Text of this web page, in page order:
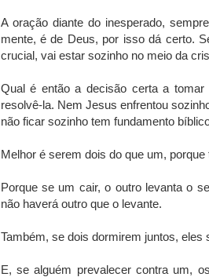
A oração diante do inesperado,
mente, é de Deus, por isso dá certo.
crucial, vai estar sozinho no meio da
Qual é então a decisão certa a
resolvê-la. Nem Jesus enfrentou
não ficar sozinho tem fundamento
Melhor é serem dois do que um,
Porque se um cair, o outro levanta o
não haverá outro que o levante.
Também, se dois dormirem juntos,
E, se alguém prevalecer contra um,